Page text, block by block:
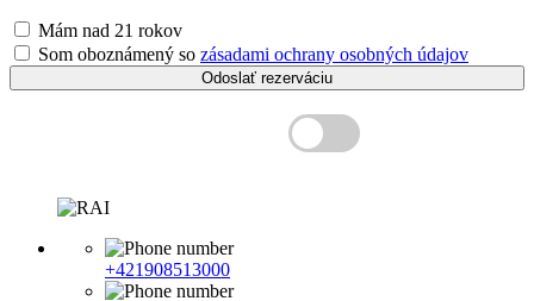
Mám nad 21 rokov
Som oboznámený so zásadami ochrany osobných údajov
Odoslať rezerváciu
+421908513000